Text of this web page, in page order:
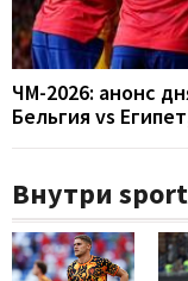
ЧМ-2026: анонс
Бельгия vs
Внутри